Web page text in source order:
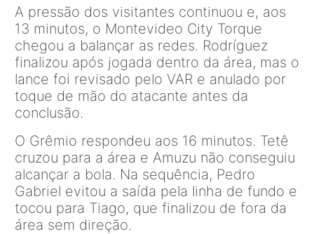
A pressão dos visitantes continuou e, aos
13 minutos, o Montevideo City Torque
chegou a balançar as redes. Rodríguez
finalizou após jogada dentro da área, mas o
lance foi revisado pelo VAR e anulado por
toque de mão do atacante antes da
conclusão.
O Grêmio respondeu aos 16 minutos. Tetê
cruzou para a área e Amuzu não conseguiu
alcançar a bola. Na sequência, Pedro
Gabriel evitou a saída pela linha de fundo e
tocou para Tiago, que finalizou de fora da
área sem direção.